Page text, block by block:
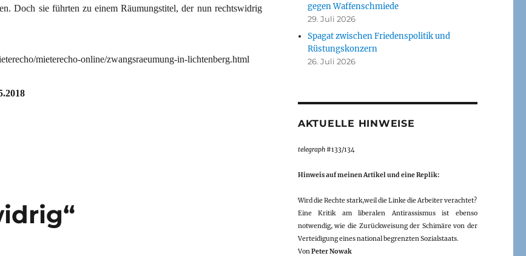
Doch sie führten zu einem Räumungstitel, der nun rechtswidrig
mieterecho-online/zwangsraeumung-in-lichtenberg.html
gegen Waffenschmiede
29. Juli 2026
Spagat zwischen Friedenspolitik und
Rüstungskonzern
26. Juli 2026
AKTUELLE HINWEISE
telegraph#133/134
Hinweis auf meinen Artikel und eine Replik:
Wird die Rechte stark,weil die Linke die Arbeiter verachtet?
Eine Kritik am liberalen Antirassismus ist ebenso
notwendig, wie die Zurückweisung der Schimäre von der
Verteidigung eines national begrenzten Sozialstaats.
VonPeter Nowak